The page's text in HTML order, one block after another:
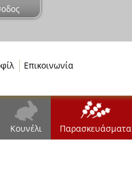
Επικοινωνία
Κουνέλι Παρασκευάσματα